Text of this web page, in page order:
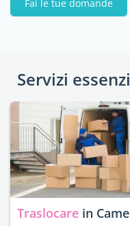
Fai le tue domande
Servizi
Traslocare in